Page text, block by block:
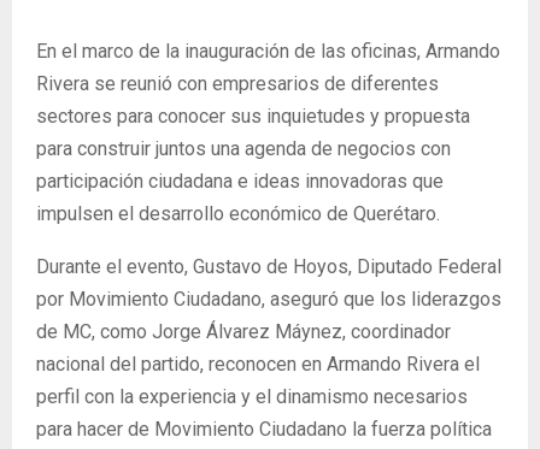
En el marco de la inauguración de las oficinas, Armando
Rivera se reunió con empresarios de diferentes
sectores para conocer sus inquietudes y propuesta
para construir juntos una agenda de negocios con
participación ciudadana e ideas innovadoras que
impulsen el desarrollo económico de Querétaro.
Durante el evento, Gustavo de Hoyos, Diputado Federal
por Movimiento Ciudadano, aseguró que los liderazgos
de MC, como Jorge Álvarez Máynez, coordinador
nacional del partido, reconocen en Armando Rivera el
perfil con la experiencia y el dinamismo necesarios
para hacer de Movimiento Ciudadano la fuerza política